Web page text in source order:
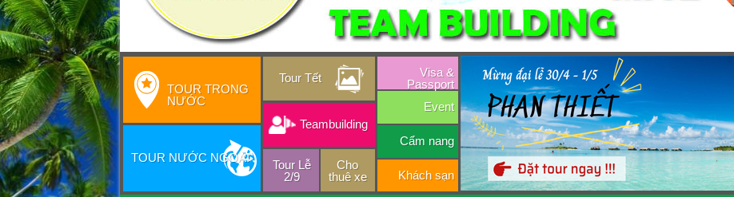
TOUR TRONG
NƯỚC
TOUR NƯỚC NGOÀI
Tour Tết
Teambuilding
Tour Lễ
2/9
Cho
thuê xe
Visa &
Passport
Event
Cẩm nang
Khách sạn